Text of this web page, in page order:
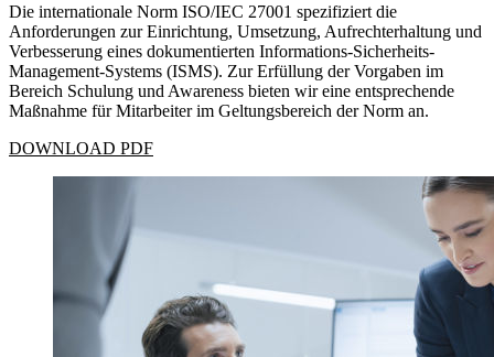
Die internationale Norm ISO/IEC 27001 spezifiziert die
Anforderungen zur Einrichtung, Umsetzung, Aufrechterhaltung und
Verbesserung eines dokumentierten Informations-Sicherheits-
Management-Systems (ISMS). Zur Erfüllung der Vorgaben im
Bereich Schulung und Awareness bieten wir eine entsprechende
Maßnahme für Mitarbeiter im Geltungsbereich der Norm an.
DOWNLOAD PDF